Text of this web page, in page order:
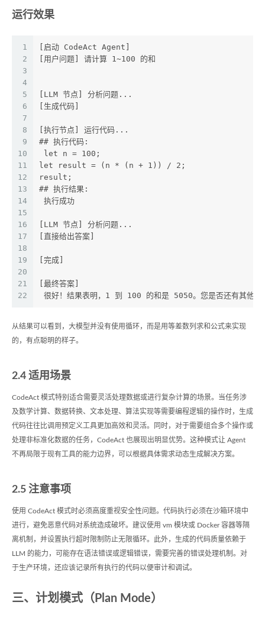
运行效果
1
2
3
4
5
6
7
8
9
10
11
12
13
14
15
16
17
18
19
20
21
22
[启动 CodeAct Agent]
[用户问题] 请计算 1~100 的和
[LLM 节点] 分析问题...
[生成代码]
[执行节点] 运行代码...
## 执行代码:
let n = 100;
let result = (n * (n + 1)) / 2;
result;
## 执行结果:
执行成功
[LLM 节点] 分析问题...
[直接给出答案]
[完成]
[最终答案]
很好！结果表明，1 到 100 的和是 5050。您是否还有其他数
从结果可以看到，大模型并没有使用循环，而是用等差数列求和公式来实现
的，有点聪明的样子。
2.4 适用场景
CodeAct 模式特别适合需要灵活处理数据或进行复杂计算的场景。当任务涉
及数学计算、数据转换、文本处理、算法实现等需要编程逻辑的操作时，生成
代码往往比调用预定义工具更加高效和灵活。同时，对于需要组合多个操作或
处理非标准化数据的任务，CodeAct 也展现出明显优势。这种模式让 Agent
不再局限于现有工具的能力边界，可以根据具体需求动态生成解决方案。
2.5 注意事项
使用 CodeAct 模式时必须高度重视安全性问题。代码执行必须在沙箱环境中
进行，避免恶意代码对系统造成破坏。建议使用 vm 模块或 Docker 容器等隔
离机制，并设置执行超时限制防止无限循环。此外，生成的代码质量依赖于
LLM 的能力，可能存在语法错误或逻辑错误，需要完善的错误处理机制。对
于生产环境，还应该记录所有执行的代码以便审计和调试。
三、计划模式（Plan Mode）